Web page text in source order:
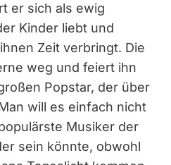
er sich als ewig
Kinder liebt und
Zeit verbringt. Die
weg und feiert ihn
Popstar, der über
will es einfach nicht
Musiker der
sein könnte, obwohl